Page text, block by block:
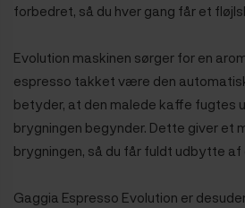
forbedret, så du hver gang får et
Evolution maskinen sørger for en
espresso takket være den
betyder, at den malede kaffe fugtes
brygningen begynder. Dette giver et
brygningen, så du får fuldt udbytte af
Gaggia Espresso Evolution er